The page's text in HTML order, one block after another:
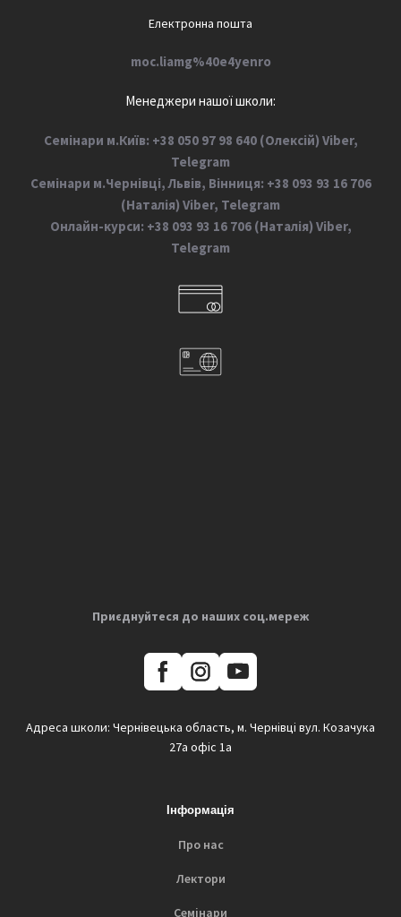
Електронна пошта
moc.liamg%40e4yenro
Менеджери нашої школи:
Семінари м.Київ: +38 050 97 98 640 (Олексій) Viber,
Telegram
Семінари м.Чернівці, Львів, Вінниця: +38 093 93 16 706
(Наталія) Viber, Telegram
Онлайн-курси: +38 093 93 16 706 (Наталія) Viber,
Telegram
Приєднуйтеся до наших соц.мереж
Адреса школи: Чернівецька область, м. Чернівці вул. Козачука
27а офіс 1а
Інформація
Про нас
Лектори
Семінари